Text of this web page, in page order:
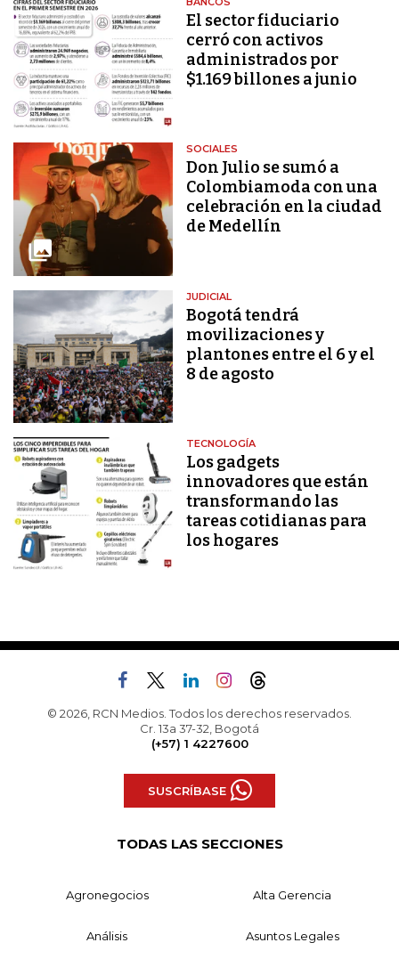
El sector fiduciario
cerró con activos
administrados por
$1.169 billones a junio
SOCIALES
Don Julio se sumó a
Colombiamoda con una
celebración en la ciudad
de Medellín
JUDICIAL
Bogotá tendrá
movilizaciones y
plantones entre el 6 y el
8 de agosto
TECNOLOGÍA
Los gadgets
innovadores que están
transformando las
tareas cotidianas para
los hogares
© 2026, RCN Medios. Todos los derechos reservados.
Cr. 13a 37-32, Bogotá
(+57) 1 4227600
SUSCRÍBASE
TODAS LAS SECCIONES
Agronegocios Alta Gerencia
Análisis Asuntos Legales